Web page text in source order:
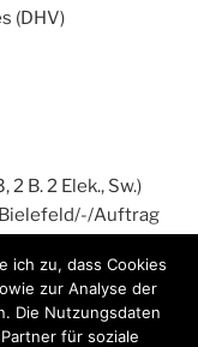
(DHV)
B. 2 Elek., Sw.)
Bielefeld/-/Auftrag
des
(DHV)
ich zu, dass Cookies
zur Analyse der
Die Nutzungsdaten
für soziale